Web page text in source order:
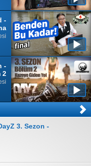
-
-
2
3. Sezon -